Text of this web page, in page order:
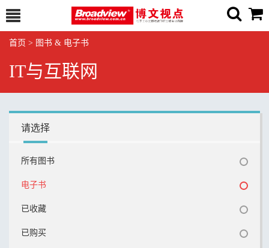
首页 > 图书 & 电子书
IT与互联网
请选择
所有图书
电子书
已收藏
已购买